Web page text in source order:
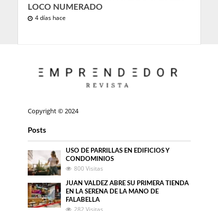
LOCO NUMERADO
4 días hace
Copyright © 2024
Posts
USO DE PARRILLAS EN EDIFICIOS Y
CONDOMINIOS
800 Visitas
JUAN VALDEZ ABRE SU PRIMERA TIENDA
EN LA SERENA DE LA MANO DE
FALABELLA
282 Visitas